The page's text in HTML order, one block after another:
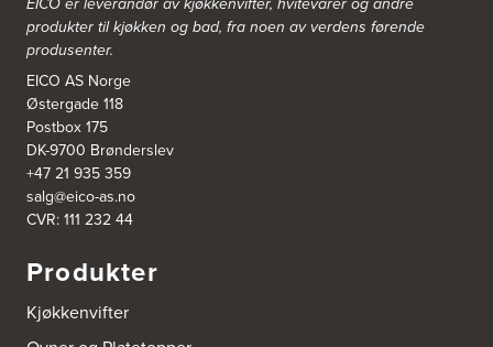
http://www.interiormesteren.no
Bodø Interiør
Petter Engensvei 7
Kjøkkenhuset Bodø A/S
8071 Bodø
Tel.:75522430
https://www.bodointerior.no/
Bodø Kjøkkensenter AS
Studio Sigdal Bodø
8006 Bodø
Tel.: 75-500250
produkter til kjøkken og bad, fra noen av verdens førende
produsenter.
EICO AS Norge
Østergade 118
Postbox 175
DK-9700 Brønderslev
+47 21 935 359
salg@eico-as.no
CVR: 111 232 44
Produkter
Kjøkkenvifter